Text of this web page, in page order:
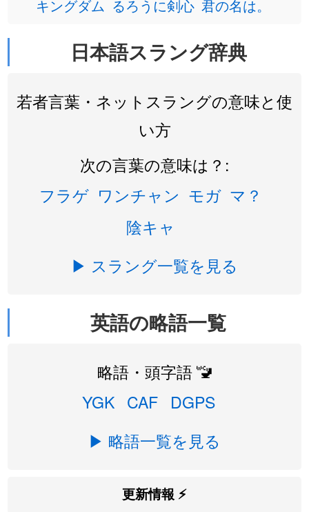
キングダム るろうに剣心 君の名は。
日本語スラング辞典
若者言葉・ネットスラングの意味と使
い方
次の言葉の意味は？:
フラゲ ワンチャン モガ マ？
陰キャ
▶ スラング一覧を見る
英語の略語一覧
略語・頭字語 🚾
YGK CAF
DGPS
▶ 略語一覧を見る
更新情報 ⚡